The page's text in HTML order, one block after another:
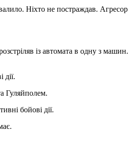
Ніхто не постраждав. Агресор
із автомата в одну з машин.
Гуляйполем.
бойові дії.